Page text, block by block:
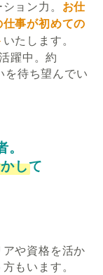
ョン力。 お仕
事が初めての
いたします。
躍中。約
を待ち望んでい
して
や資格を活か
もいます。